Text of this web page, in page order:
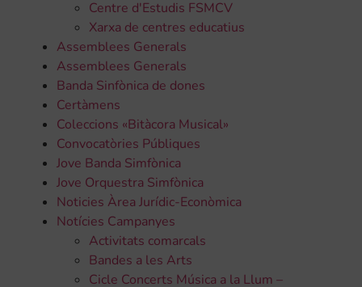
Centre d'Estudis FSMCV
Xarxa de centres educatius
Assemblees Generals
Assemblees Generals
Banda Sinfònica de dones
Certàmens
Coleccions «Bitàcora Musical»
Convocatòries Públiques
Jove Banda Simfònica
Jove Orquestra Simfònica
Noticies Àrea Jurídic-Econòmica
Notícies Campanyes
Activitats comarcals
Bandes a les Arts
Cicle Concerts Música a la Llum –